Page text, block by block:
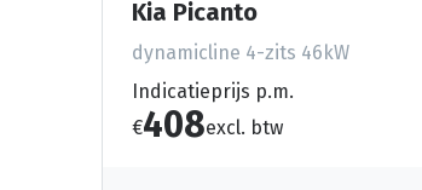
Kia Picanto
dynamicline 4-zits 46kW
Indicatieprijs p.m.
€408excl. btw